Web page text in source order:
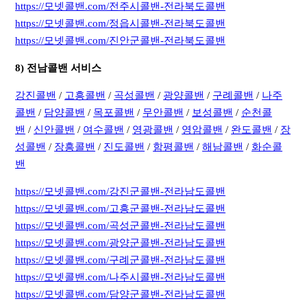
https://모넷콜밴.com/전주시콜밴-전라북도콜밴
https://모넷콜밴.com/정읍시콜밴-전라북도콜밴
https://모넷콜밴.com/진안군콜밴-전라북도콜밴
8) 전남콜밴 서비스
강진콜밴 / 고흥콜밴 / 곡성콜밴 / 광양콜밴 / 구례콜밴 / 나주
콜밴 / 담양콜밴 / 목포콜밴 / 무안콜밴 / 보성콜밴 / 순천콜
밴 / 신안콜밴 / 여수콜밴 / 영광콜밴 / 영암콜밴 / 완도콜밴 / 장
성콜밴 / 장흥콜밴 / 진도콜밴 / 함평콜밴 /해남콜밴 /화순콜
밴
https://모넷콜밴.com/강진군콜밴-전라남도콜밴
https://모넷콜밴.com/고흥군콜밴-전라남도콜밴
https://모넷콜밴.com/곡성군콜밴-전라남도콜밴
https://모넷콜밴.com/광양군콜밴-전라남도콜밴
https://모넷콜밴.com/구례군콜밴-전라남도콜밴
https://모넷콜밴.com/나주시콜밴-전라남도콜밴
https://모넷콜밴.com/담양군콜밴-전라남도콜밴